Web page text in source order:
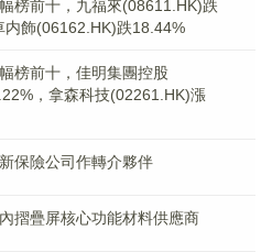
榜前十，九福來(08611.HK)跌
内飾(06162.HK)跌18.44%
榜前十，佳明集團控股
，拿森科技(02261.HK)漲
保險公司作轉介夥伴
摺疊屏核心功能材料供應商